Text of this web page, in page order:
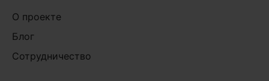
О проекте
Блог
Сотрудничество